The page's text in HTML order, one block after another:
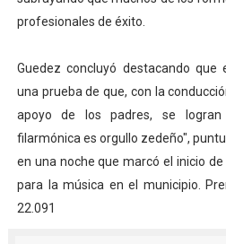
profesionales de éxito.
Guedez concluyó destacando
una prueba de que, con la
apoyo de los padres, se logran
filarmónica es orgullo zedeño",
en una noche que marcó el inicio
para la música en el municipio.
22.091